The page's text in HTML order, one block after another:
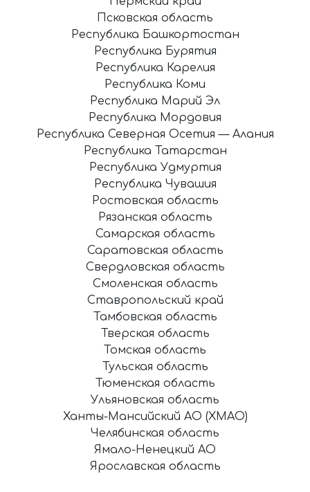
Псковская область
Республика Башкортостан
Республика Бурятия
Республика Карелия
Республика Коми
Республика Марий Эл
Республика Мордовия
Республика Северная Осетия — Алания
Республика Татарстан
Республика Удмуртия
Республика Чувашия
Ростовская область
Рязанская область
Самарская область
Саратовская область
Свердловская область
Смоленская область
Ставропольский край
Тамбовская область
Тверская область
Томская область
Тульская область
Тюменская область
Ульяновская область
Ханты-Мансийский АО (ХМАО)
Челябинская область
Ямало-Ненецкий АО
Ярославская область